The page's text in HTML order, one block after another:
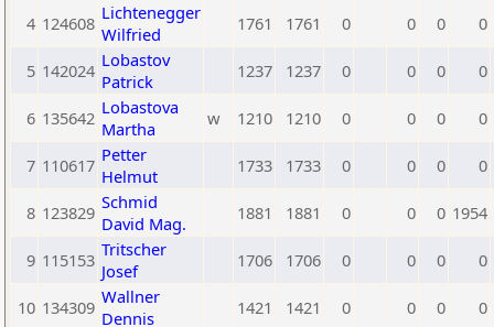
4 124608 Lichtenegger
Wilfried
1761 1761 0 0 0 0
5 142024 Lobastov
Patrick
1237 1237 0 0 0 0
6 135642 Lobastova
Martha
w 1210 1210 0 0 0 0
7 110617 Petter
Helmut
1733 1733 0 0 0 0
8 123829 Schmid
David Mag.
1881 1881 0 0 0 1954
9 115153 Tritscher
Josef
1706 1706 0 0 0 0
10 134309 Wallner
Dennis
1421 1421 0 0 0 0